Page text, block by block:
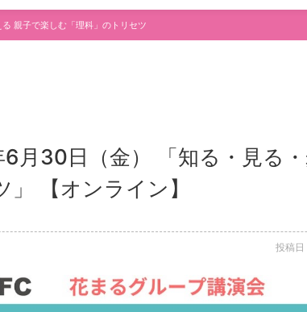
親子で楽しむ「理科」のトリセツ
月30日（金） 「知る・見る
【オンライン】
投稿